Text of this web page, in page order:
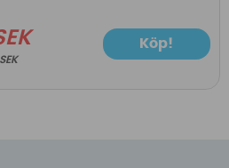
Köp!